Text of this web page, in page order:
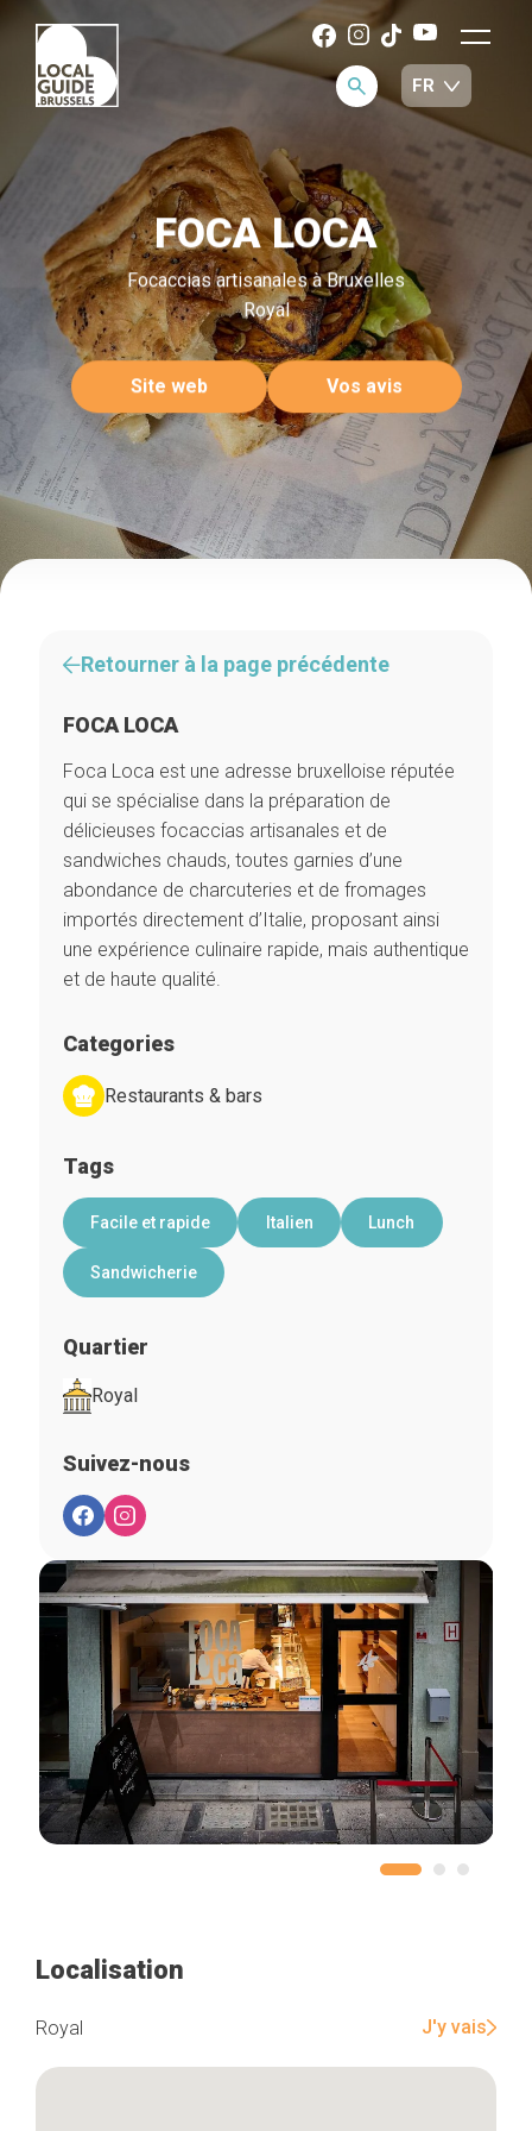
FOCA LOCA
Focaccias artisanales à Bruxelles
Royal
Site web Vos avis
Retourner à la page précédente
FOCA LOCA
Foca Loca est une adresse bruxelloise réputée
qui se spécialise dans la préparation de
délicieuses focaccias artisanales et de
sandwiches chauds, toutes garnies d’une
abondance de charcuteries et de fromages
importés directement d’Italie, proposant ainsi
une expérience culinaire rapide, mais authentique
et de haute qualité.
Categories
Restaurants & bars
Tags
Facile et rapide Italien Lunch
Sandwicherie
Quartier
Royal
Suivez-nous
Localisation
Royal J'y vais